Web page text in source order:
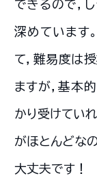
できるので，
深めています
て，難易度は
ますが，基本
かり受けてい
がほとんどな
大丈夫です！